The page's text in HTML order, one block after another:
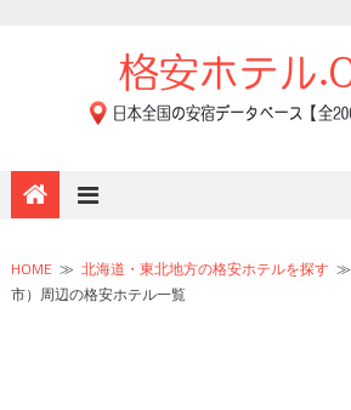
HOME ≫ 北海道・東北地方の格安ホテルを探す≫
市）周辺の格安ホテル一覧